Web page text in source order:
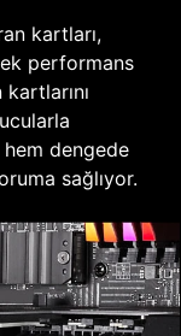
kartları,
performans
hem dengede
sağlıyor.